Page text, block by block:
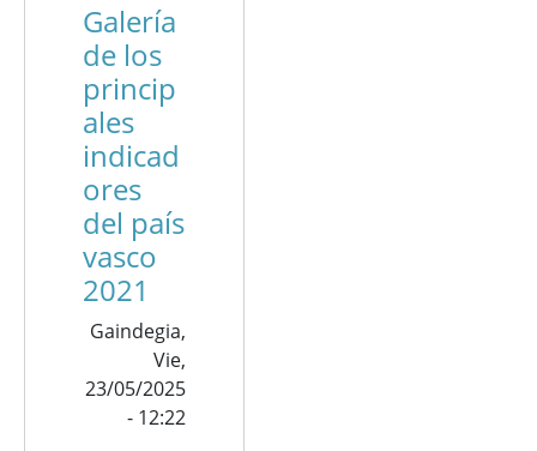
Galería
de los
princip
ales
indicad
ores
del país
vasco
2021
Gaindegia,
Vie,
23/05/2025
- 12:22